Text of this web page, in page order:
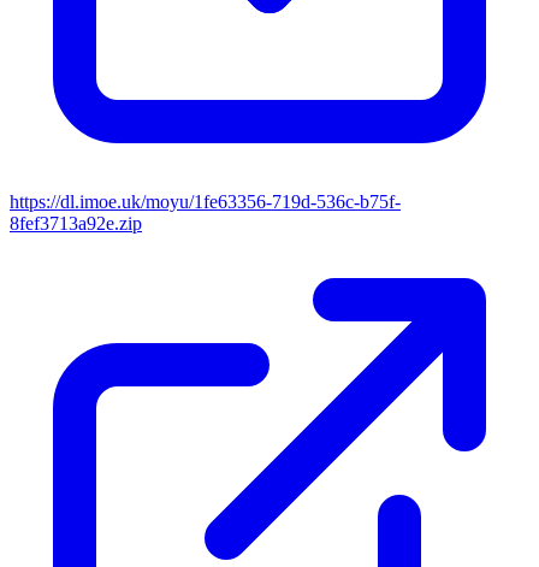
https://dl.imoe.uk/moyu/1fe63356-719d-536c-b75f-
8fef3713a92e.zip